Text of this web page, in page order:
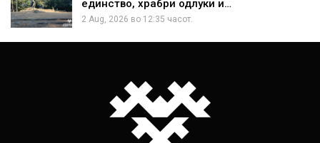
единство, храбри одлуки и…
2 Aug, 2026 во 12:35 часот.